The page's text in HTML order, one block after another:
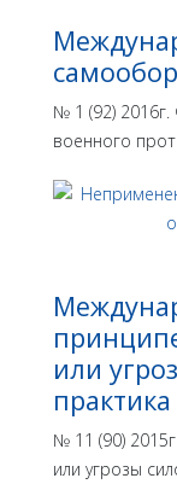
№ 1 (92) 2016г.
военного
или
практика
№ 11 (90)
или угрозы